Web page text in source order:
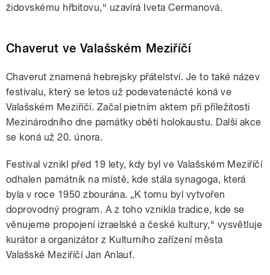
židovskému hřbitovu,“ uzavírá Iveta Cermanová.
Chaverut ve Valašském Meziříčí
Chaverut znamená hebrejsky přátelství. Je to také název
festivalu, který se letos už podevatenácté koná ve
Valašském Meziříčí. Začal pietním aktem při příležitosti
Mezinárodního dne památky obětí holokaustu. Další akce
se koná už 20. února.
Festival vznikl před 19 lety, kdy byl ve Valašském Meziříčí
odhalen památník na místě, kde stála synagoga, která
byla v roce 1950 zbourána. „K tomu byl vytvořen
doprovodný program. A z toho vznikla tradice, kde se
věnujeme propojení izraelské a české kultury,“ vysvětluje
kurátora organizátor z Kulturního zařízení města
Valašské Meziříčí Jan Anlauf.